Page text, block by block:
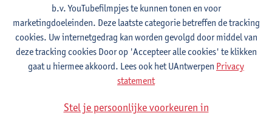
Apotheekstage I
2E SEM
12studiepunten
Lesgever(s):
Hans De Loof
Guido De Meyer
Filip Kiekens
Dominique Jans
Farmacotherapie en farmaceutische zorg II
Lesgever(s):
Hans De Loof
b.v. YouTubefilmpjes te kunnen tonen en voor
marketingdoeleinden. Deze laatste categorie betreffen de tracking
cookies. Uw internetgedrag kan worden gevolgd door middel van
deze tracking cookies Door op 'Accepteer alle cookies' te klikken
gaat u hiermee akkoord. Lees ook het UAntwerpen Privacy
statement
Stel je persoonlijke voorkeuren in